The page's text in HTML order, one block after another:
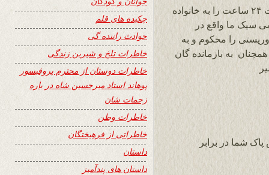
بنده هم مراتب تسلیت و همدردی خود و سایت ۲۴ ساعت را به خانواده
سیک‌ ما واقع در
را محکوم و به
به بازمانده گان
شما در برابر
چکیده های قلم
حوادث راننده گی
خاطرات تلخ و شیرین زندگی
خاطرات دوستان از محترم پروفیسور
پوهاند استاد میرحسین شاه در باره
زحمات شان
خاطرات وطن
خاطراتی از فرهیختگان
داستان
داستان های پندآمیز